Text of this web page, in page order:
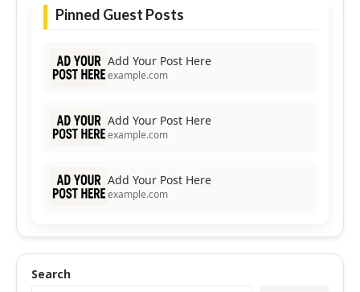
Pinned Guest Posts
Add Your Post Here
example.com
Add Your Post Here
example.com
Add Your Post Here
example.com
Search